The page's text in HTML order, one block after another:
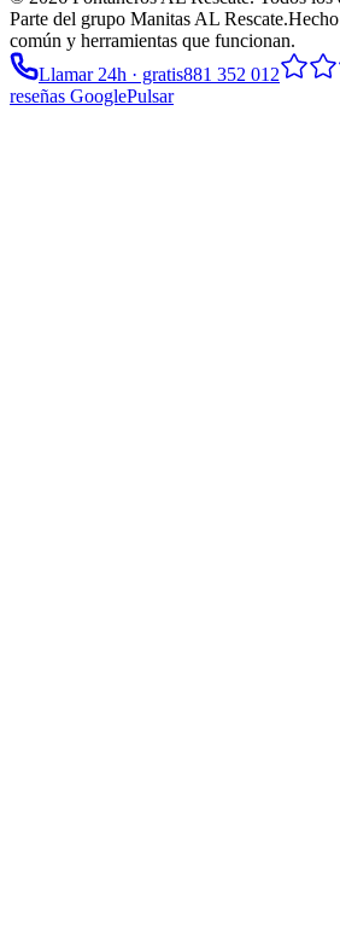
Parte del grupo Manitas AL Rescate.
común y herramientas que funcionan.
Llamar 24h · gratis881 352 012
reseñas GooglePulsar